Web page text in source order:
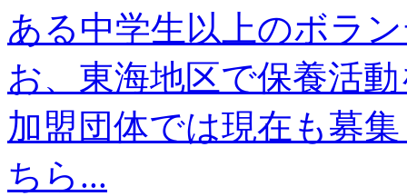
ある中学生以上のボラ
お、東海地区で保養活
加盟団体では現在も募
ちら...